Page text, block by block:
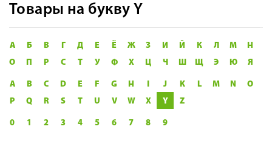
Товары на букву Y
А Б В Г Д Е Ё Ж З И Й К Л М
Н
О
П Р С Т У Ф Х Ц Ч Ш Щ Э Ю Я
A B C D E F G H I J K L M N
O
P
Q R S T U V W X Y Z
0 1 2 3 4 5 6 7 8 9